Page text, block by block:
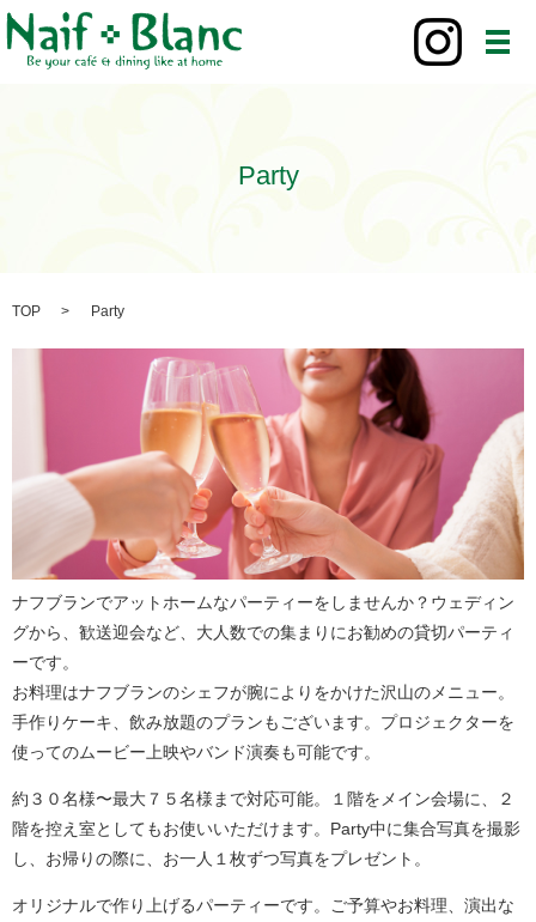
メ
Party
TOP Party
ナフブランでアットホームなパーティーをしませんか？ウェディン
グから、歓送迎会など、大人数での集まりにお勧めの貸切パーティ
ーです。
お料理はナフブランのシェフが腕によりをかけた沢山のメニュー。
手作りケーキ、飲み放題のプランもございます。プロジェクターを
使ってのムービー上映やバンド演奏も可能です。
約３０名様〜最大７５名様まで対応可能。１階をメイン会場に、２
階を控え室としてもお使いいただけます。Party中に集合写真を撮影
し、お帰りの際に、お一人１枚ずつ写真をプレゼント。
オリジナルで作り上げるパーティーです。ご予算やお料理、演出な